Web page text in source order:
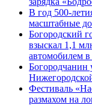
В год 500-
масштабные
️Богородский
взыскал 1,1
автомобилем
Богородчанин
Фестиваль
размахом на